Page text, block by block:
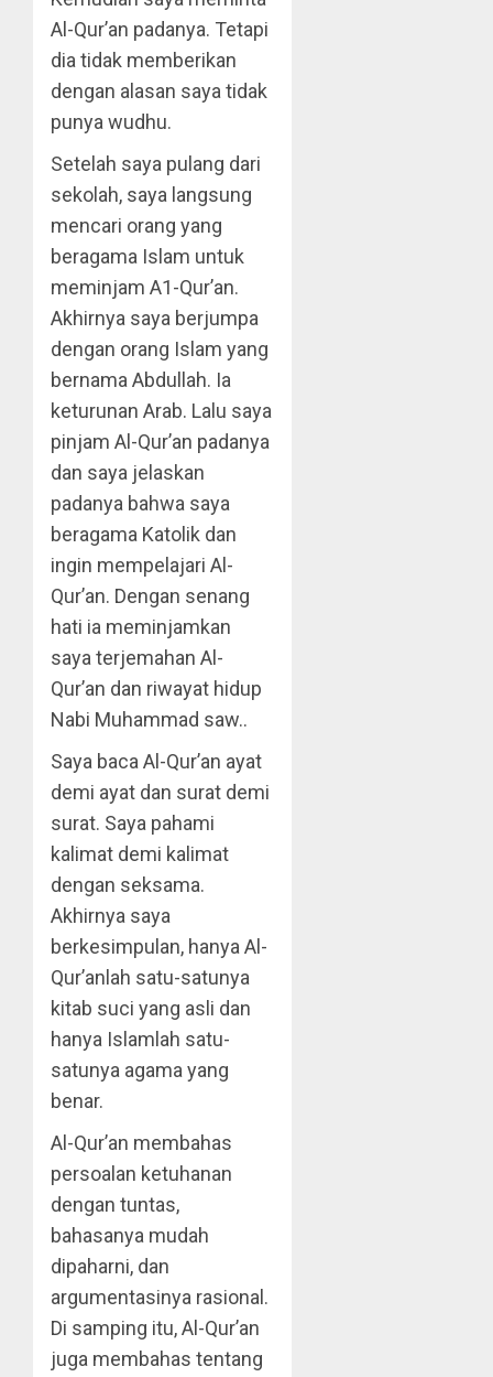
Al-Qur’an padanya. Tetapi
dia tidak memberikan
dengan alasan saya tidak
punya wudhu.
Setelah saya pulang dari
sekolah, saya langsung
mencari orang yang
beragama Islam untuk
meminjam A1-Qur’an.
Akhirnya saya berjumpa
dengan orang Islam yang
bernama Abdullah. Ia
keturunan Arab. Lalu saya
pinjam Al-Qur’an padanya
dan saya jelaskan
padanya bahwa saya
beragama Katolik dan
ingin mempelajari Al-
Qur’an. Dengan senang
hati ia meminjamkan
saya terjemahan Al-
Qur’an dan riwayat hidup
Nabi Muhammad saw..
Saya baca Al-Qur’an ayat
demi ayat dan surat demi
surat. Saya pahami
kalimat demi kalimat
dengan seksama.
Akhirnya saya
berkesimpulan, hanya Al-
Qur’anlah satu-satunya
kitab suci yang asli dan
hanya Islamlah satu-
satunya agama yang
benar.
Al-Qur’an membahas
persoalan ketuhanan
dengan tuntas,
bahasanya mudah
dipaharni, dan
argumentasinya rasional.
Di samping itu, Al-Qur’an
juga membahas tentang